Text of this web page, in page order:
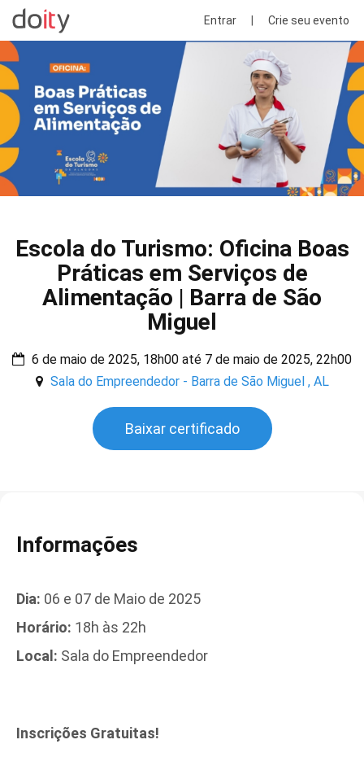
Entrar Crie seu evento
Escola do Turismo: Oficina Boas
Práticas em Serviços de
Alimentação | Barra de São
Miguel
6 de maio de 2025, 18h00 até 7 de maio de 2025, 22h00
Sala do Empreendedor - Barra de São Miguel , AL
Baixar certificado
Informações
Dia: 06 e 07 de Maio de 2025
Horário: 18h às 22h
Local: Sala do Empreendedor
Inscrições Gratuitas!